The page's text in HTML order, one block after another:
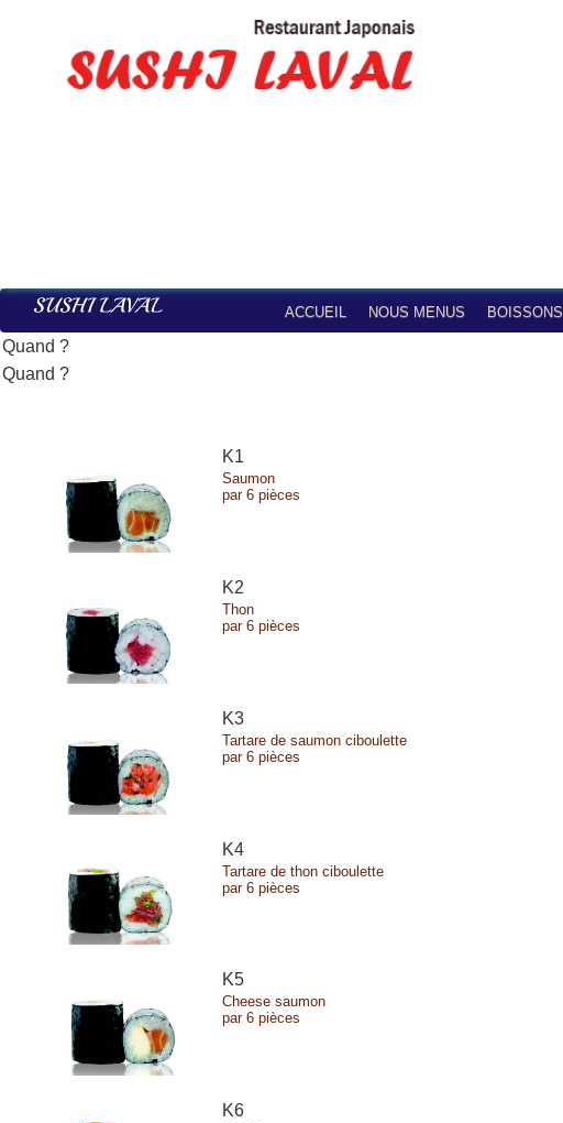
ACCUEIL NOUS MENUS BOISSONS
K1
Saumon
par 6 pièces
K2
Thon
par 6 pièces
K3
Tartare de saumon ciboulette
par 6 pièces
K4
Tartare de thon ciboulette
par 6 pièces
K5
Cheese saumon
par 6 pièces
K6